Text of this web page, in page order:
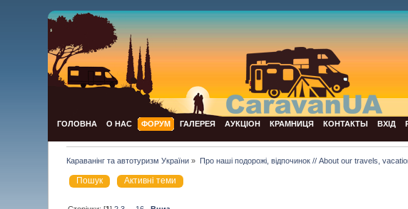
ГОЛОВНА О НАС ФОРУМ ГАЛЕРЕЯ АУКЦІОН КРАМНИЦЯ КОНТАКТЫ ВХІД
Караванінг та автотуризм України » Про наші подорожі, відпочинок // About our travels,
Пошук Активні теми